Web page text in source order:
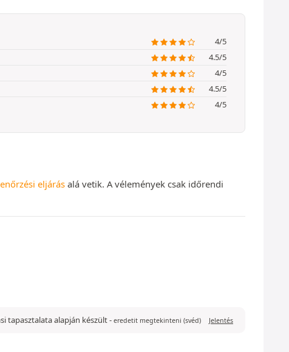
4/5
4.5/5
4/5
4.5/5
4/5
eljárás alá vetik. A vélemények csak időrendi
tapasztalata alapján készült- eredetit megtekinteni (svéd) Jelentés